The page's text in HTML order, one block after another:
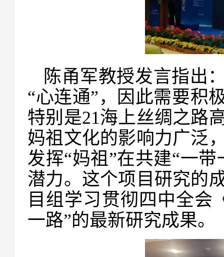
陈甬军教授发言指出
“心连通”，因此需要积
特别是21海上丝绸之路
妈祖文化的影响力广泛
发挥“妈祖”在共建“一
潜力。这个项目研究的
目组学习贯彻四中全会
一路”的最新研究成果。